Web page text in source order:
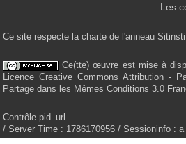
Les
Ce site respecte la charte de l'anneau
Ce(tte) œuvre est mise à
Licence Creative Commons Attribution -
Partage dans les Mêmes Conditions 3.0
Contrôle pid_url
/ Server Time : 1786170956 / Sessioninfo : a